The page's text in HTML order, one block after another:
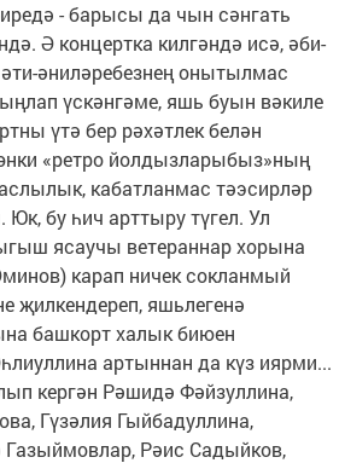
- барысы да чын сәнгать
Ә концертка килгәндә исә, әби-
әниләребезнең онытылмас
үскәнгәме, яшь буын вәкиле
үтә бер рәхәтлек белән
«ретро йолдызларыбыз»ның
кабатланмас тәэсирләр
бу һич арттыру түгел. Ул
ясаучы ветераннар хорына
карап ничек сокланмый
җилкендереп, яшьлегенә
башкорт халык биюен
артыннан да күз иярми...
кергән Рәшидә Фәйзуллина,
Гүзәлия Гыйбадуллина,
Рәис Садыйков,